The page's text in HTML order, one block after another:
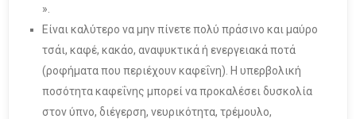
».
Είναι καλύτερο να μην πίνετε πολύ πράσινο και μαύρο
τσάι, καφέ, κακάο, αναψυκτικά ή ενεργειακά ποτά
(ροφήματα που περιέχουν καφεΐνη). Η υπερβολική
ποσότητα καφεΐνης μπορεί να προκαλέσει δυσκολία
στον ύπνο, διέγερση, νευρικότητα, τρέμουλο,